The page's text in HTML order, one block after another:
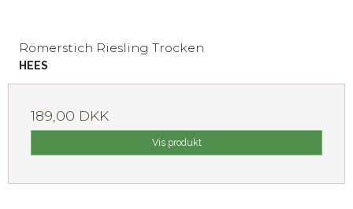
Römerstich Riesling Trocken
HEES
189,00 DKK
Vis produkt